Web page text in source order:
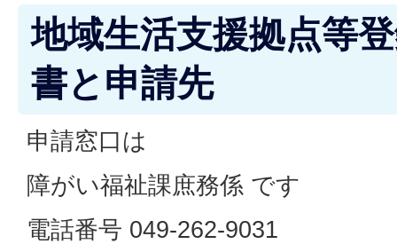
地域生活支援拠点等
書と申請先
申請窓口は
障がい福祉課庶務係 です
電話番号 049-262-9031